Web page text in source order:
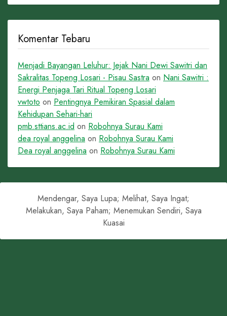
Komentar Tebaru
Menjadi Bayangan Leluhur: Jejak Nani Dewi Sawitri dan
Sakralitas Topeng Losari - Pisau Sastra on Nani Sawitri :
Energi Penjaga Tari Ritual Topeng Losari
vwtoto on Pentingnya Pemikiran Spasial dalam
Kehidupan Sehari-hari
pmb.sttians.ac.id on Robohnya Surau Kami
dea royal anggelina on Robohnya Surau Kami
Dea royal anggelina on Robohnya Surau Kami
Mendengar, Saya Lupa; Melihat, Saya Ingat;
Melakukan, Saya Paham; Menemukan Sendiri, Saya
Kuasai